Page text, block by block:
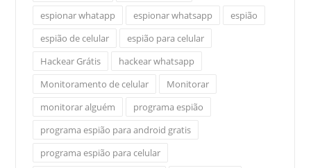
espionar whatapp
espionar whatsapp
espião
espião de celular
espião para celular
Hackear Grátis
hackear whatsapp
Monitoramento de celular
Monitorar
monitorar alguém
programa espião
programa espião para android gratis
programa espião para celular